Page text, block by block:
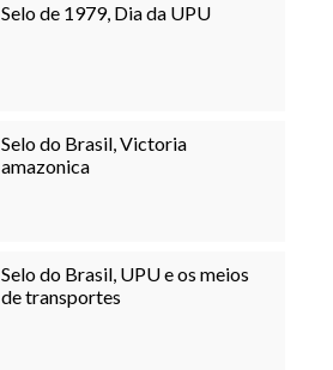
Selo de 1979, Dia da UPU
Selo do Brasil, Victoria
amazonica
Selo do Brasil, UPU e os meios
de transportes